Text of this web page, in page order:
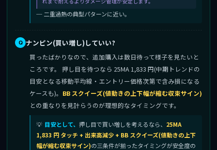
─ 二重過熱の典型パターンに近い。
ナンピン(買い増し)していい?
買ったばかりなので、追加購入は数日待って様子を見たいと
ころです。 押し目を待つなら 25MA 1,833 円(中期トレンドの
目安となる移動平均線・エントリー価格次第で含み損になる
ケースも)。 BB スクイーズ(値動きの上下幅が縮む収束サイン)
との重なりを見計らうのが理想的なタイミングです。
目安として、 押し目で買い増しを考えるなら、 25MA
1,833 円 タッチ + 出来高減少 + BB スクイーズ(値動きの上下
幅が縮む収束サイン)の三条件が揃ったタイミングが安全度の